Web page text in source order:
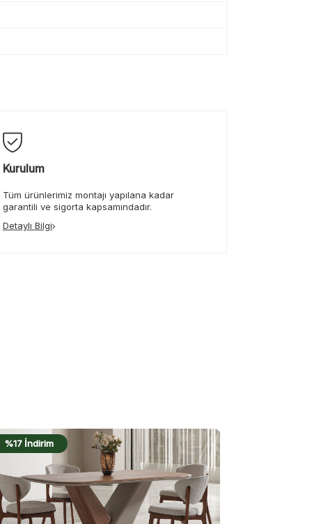
Kurulum
Tüm ürünlerimiz montajı yapılana kadar
garantili ve sigorta kapsamındadır.
Detaylı Bilgi
%19 İndirim